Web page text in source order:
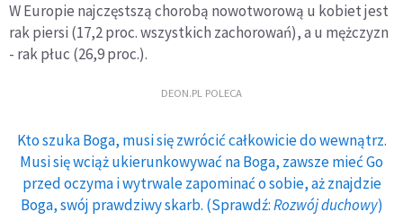
W Europie najczęstszą chorobą nowotworową u kobiet jest
rak piersi (17,2 proc. wszystkich zachorowań), a u mężczyzn
- rak płuc (26,9 proc.).
DEON.PL POLECA
Kto szuka Boga, musi się zwrócić całkowicie do wewnątrz.
Musi się wciąż ukierunkowywać na Boga, zawsze mieć Go
przed oczyma i wytrwale zapominać o sobie, aż znajdzie
Boga, swój prawdziwy skarb. (Sprawdź:Rozwój duchowy)